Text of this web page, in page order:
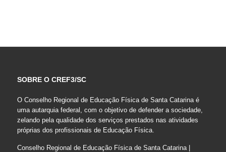
SOBRE O CREF3/SC
O Conselho Regional de Educação Física de Santa Catarina é
uma autarquia federal, com o objetivo de defender a sociedade,
zelando pela qualidade dos serviços prestados nas atividades
próprias dos profissionais de Educação Física.
Conselho Regional de Educação Física de Santa Catarina |